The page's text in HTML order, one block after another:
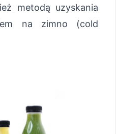
metodą uzyskania
na zimno (cold